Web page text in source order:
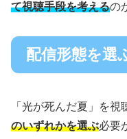
て視聴手段を考えるの
配信形態を選
「光が死んだ夏」を視
のいずれかを選ぶ必要